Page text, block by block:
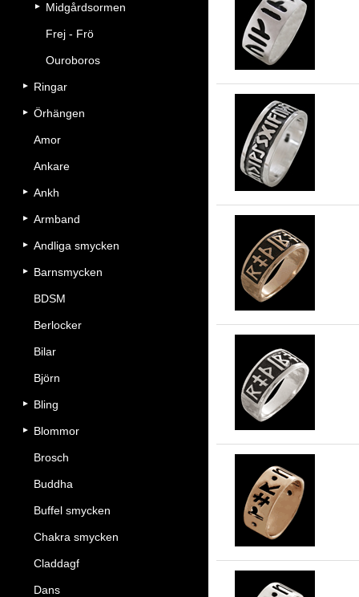
Midgårdsormen
Frej - Frö
Ouroboros
Ringar
Örhängen
Amor
Ankare
Ankh
Armband
Andliga smycken
Barnsmycken
BDSM
Berlocker
Bilar
Björn
Bling
Blommor
Brosch
Buddha
Buffel smycken
Chakra smycken
Claddagf
Dans